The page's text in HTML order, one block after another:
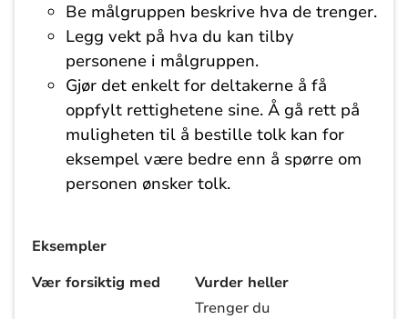
Be målgruppen beskrive hva de trenger.
Legg vekt på hva du kan tilby
personene i målgruppen.
Gjør det enkelt for deltakerne å få
oppfylt rettighetene sine. Å gå rett på
muligheten til å bestille tolk kan for
eksempel være bedre enn å spørre om
personen ønsker tolk.
Eksempler
Vær forsiktig med
Vurder heller
Trenger du